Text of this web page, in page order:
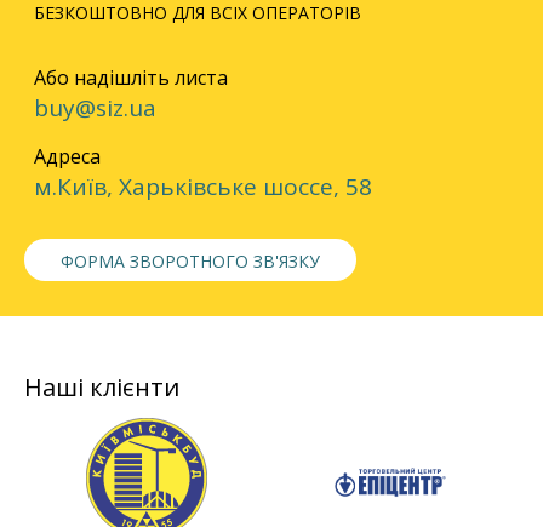
БЕЗКОШТОВНО ДЛЯ ВСІХ ОПЕРАТОРІВ
Або надішліть листа
buy@siz.ua
Адреса
м.Київ, Харьківське шоссе, 58
ФОРМА ЗВОРОТНОГО ЗВ'ЯЗКУ
Наші клієнти